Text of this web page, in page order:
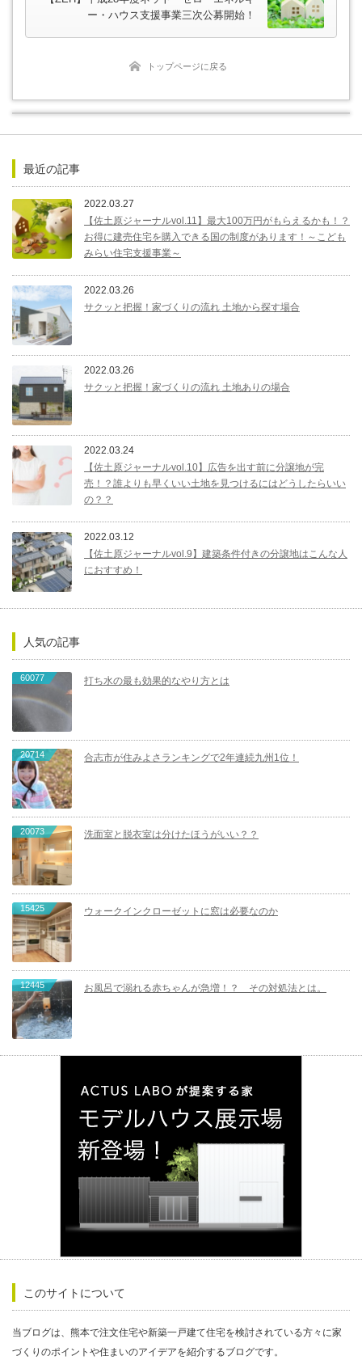
ー・ハウス支援事業三次公募開始！
トップページに戻る
最近の記事
2022.03.27
【佐土原ジャーナルvol.11】最大100万円がもらえるかも！？
お得に建売住宅を購入できる国の制度があります！～こども
みらい住宅支援事業～
2022.03.26
サクッと把握！家づくりの流れ 土地から探す場合
2022.03.26
サクッと把握！家づくりの流れ 土地ありの場合
2022.03.24
【佐土原ジャーナルvol.10】広告を出す前に分譲地が完
売！？誰よりも早くいい土地を見つけるにはどうしたらいい
の？？
2022.03.12
【佐土原ジャーナルvol.9】建築条件付きの分譲地はこんな人
におすすめ！
人気の記事
60077 打ち水の最も効果的なやり方とは
20714 合志市が住みよさランキングで2年連続九州1位！
20073 洗面室と脱衣室は分けたほうがいい？？
15425 ウォークインクローゼットに窓は必要なのか
12445 お風呂で溺れる赤ちゃんが急増！？ その対処法とは。
このサイトについて
当ブログは、熊本で注文住宅や新築一戸建て住宅を検討されている方々に家
づくりのポイントや住まいのアイデアを紹介するブログです。